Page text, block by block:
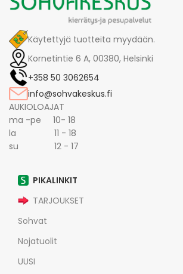
Käytettyjä tuotteita myydään.
Kornetintie 6 A, 00380, Helsinki
+358 50 3062654
info@sohvakeskus.fi
AUKIOLOAJAT
ma -pe 10- 18
la 11 - 18
su 12 - 17
PIKALINKIT
TARJOUKSET
Sohvat
Nojatuolit
UUSI